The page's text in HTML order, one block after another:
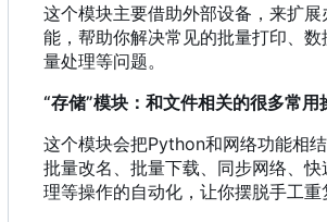
这个模块主要借助外部设备，来扩展
能，帮助你解决常见的批量打印、
量处理等问题。
“存储”模块：和文件相关的很多常用
这个模块会把Python和网络功能相
批量改名、批量下载、同步网络、
理等操作的自动化 ， 让你摆脱手工重